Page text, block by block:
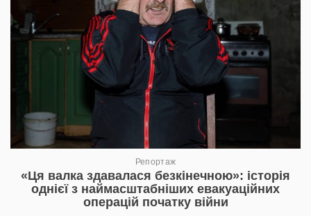
Репортаж
«Ця валка здавалася безкінечною»: історія
однієї з наймасштабніших евакуаційних
операцій початку війни